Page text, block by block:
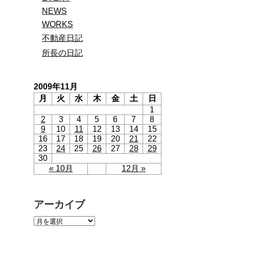
NEWS
WORKS
不動産日記
所長の日記
2009年11月
月
火 水 木 金 土 日
« 10月 12月 »
1
2
3 4 5 6 7
8
9
10 11 12 13 14
15
16
17 18 19 20 21
22
23
24 25 26 27 28
29
30
アーカイブ